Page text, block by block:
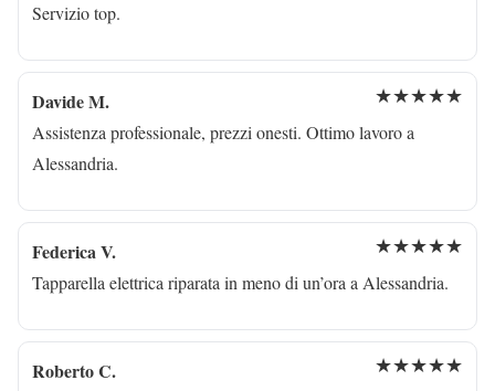
Servizio top.
Davide M. ★★★★★
Assistenza professionale, prezzi onesti. Ottimo lavoro a
Alessandria.
Federica V. ★★★★★
Tapparella elettrica riparata in meno di un’ora a Alessandria.
Roberto C. ★★★★★